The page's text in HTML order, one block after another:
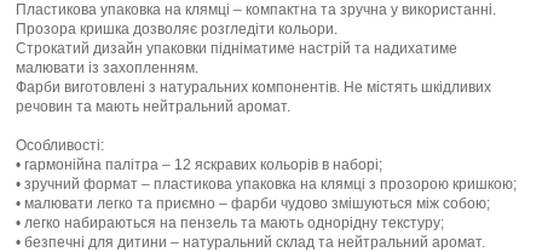
Пластикова упаковка на клямці – компактна та зручна у використанні.
Прозора кришка дозволяє розгледіти кольори.
Строкатий дизайн упаковки підніматиме настрій та надихатиме
малювати із захопленням.
Фарби виготовлені з натуральних компонентів. Не містять шкідливих
речовин та мають нейтральний аромат.
Особливості:
• гармонійна палітра – 12 яскравих кольорів в наборі;
• зручний формат – пластикова упаковка на клямці з прозорою кришкою;
• малювати легко та приємно – фарби чудово змішуються між собою;
• легко набираються на пензель та мають однорідну текстуру;
• безпечні для дитини – натуральний склад та нейтральний аромат.